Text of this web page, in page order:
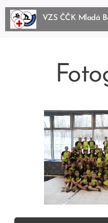
VZS ČČK Mladá
BoleslBoleslav, p.s.